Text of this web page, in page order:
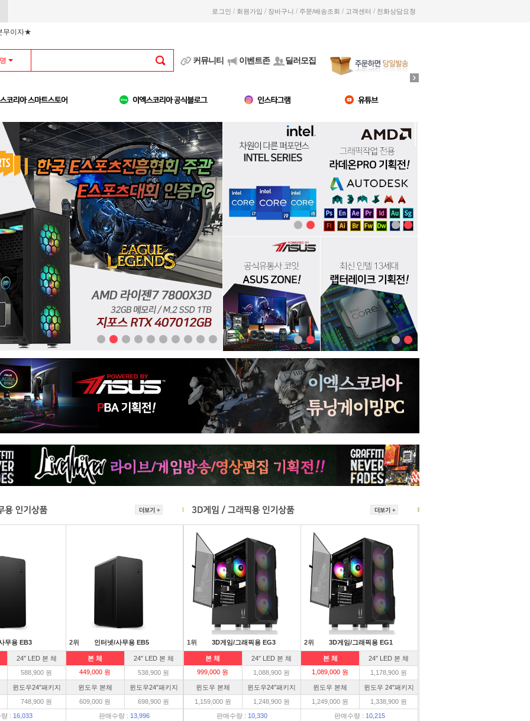
로그인 / 회원가입 / 장바구니 / 주문/배송조회 / 고객센터 / 전화상담요청
무이자★
커뮤니티 이벤트존 딜러모집
무용 EB3
24″ LED 본 체
588,900 원
윈도우24″패키지
748,900 원
: 16,033
2위 인터넷/사무용 EB5
본 체
24″ LED 본 체
449,000 원
538,900 원
윈도우 본체
윈도우24″패키지
609,000 원
698,900 원
판매수량 : 13,996
1위 3D게임/그래픽용 EG3
본 체
24″ LED 본 체
999,000 원
1,088,900 원
윈도우 본체
윈도우24″패키지
1,159,000 원
1,248,900 원
판매수량 : 10,330
2위 3D게임/그래픽용 EG1
본 체
24″ LED 본 체
1,089,000 원
1,178,900 원
윈도우 본체
윈도우 24″패키지
1,249,000 원
1,338,900 원
판매수량 : 10,215